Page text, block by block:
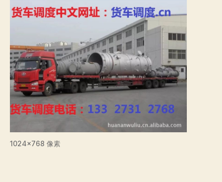
1024×768 像素